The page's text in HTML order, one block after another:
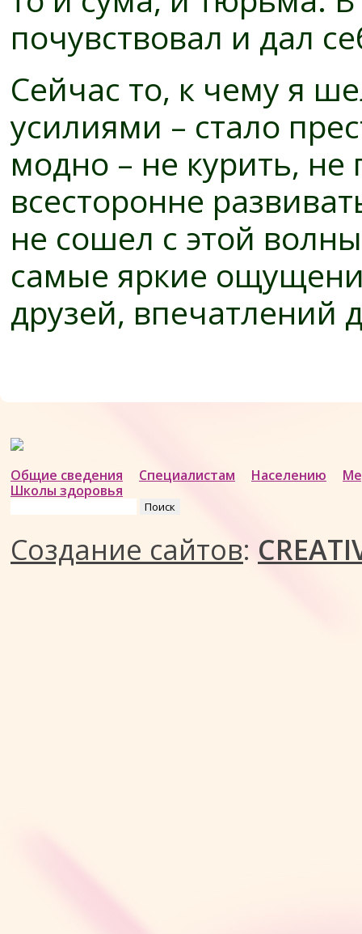
почувствовал и дал
Сейчас то, к чему я
усилиями – стало
модно – не курить,
всесторонне
не сошел с этой
самые яркие
друзей, впечатлений
Общие сведения Специалистам Населению
Школы здоровья
Создание сайтов: